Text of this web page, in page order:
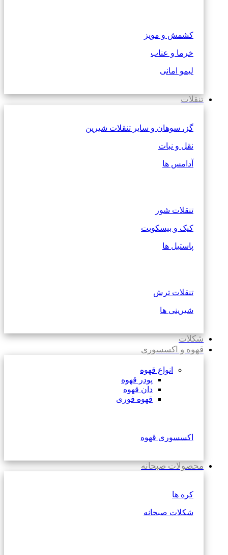
کشمش و مویز
خرما و عناب
لیمو امانی
تنقلات
گز، سوهان و سایر تنقلات شیرین
نقل و نبات
آدامس ها
تنقلات شور
کیک و بیسکویت
پاستیل ها
تنقلات ترش
شیرینی ها
شکلات
قهوه و اکسسوری
انواع قهوه
پودر قهوه
دان قهوه
قهوه فوری
اکسسوری قهوه
محصولات صبحانه
کره ها
شکلات صبحانه